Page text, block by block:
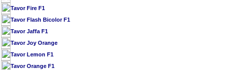
Tavor Fire F1
Tavor Flash Bicolor F1
Tavor Jaffa F1
Tavor Joy Orange
Tavor Lemon F1
Tavor Orange F1